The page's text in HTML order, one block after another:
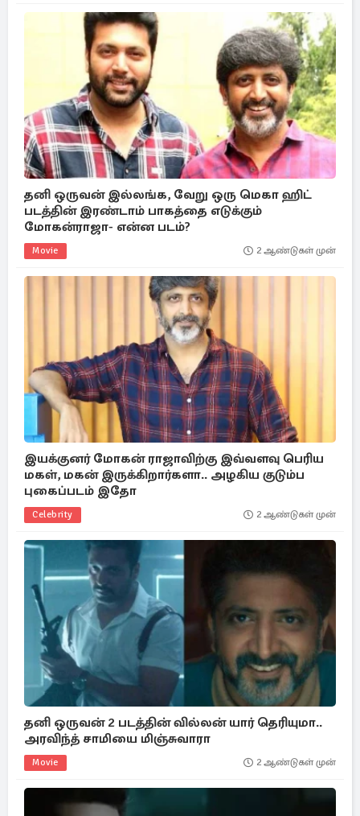
தனி ஒருவன் இல்லங்க, வேறு ஒரு மெகா ஹிட்
படத்தின் இரண்டாம் பாகத்தை எடுக்கும்
மோகன்ராஜா- என்ன படம்?
Movie 2 ஆண்டுகள் முன்
இயக்குனர் மோகன் ராஜாவிற்கு இவ்வளவு பெரிய
மகள், மகன் இருக்கிறார்களா.. அழகிய குடும்ப
புகைப்படம் இதோ
Celebrity 2 ஆண்டுகள் முன்
தனி ஒருவன் 2 படத்தின் வில்லன் யார் தெரியுமா..
அரவிந்த் சாமியை மிஞ்சுவாரா
Movie 2 ஆண்டுகள் முன்